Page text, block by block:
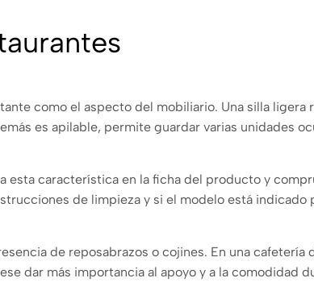
como el aspecto del mobiliario. Una silla ligera
es apilable, permite guardar varias unidades
característica en la ficha del producto y
de limpieza y si el modelo está indicado
de reposabrazos o cojines. En una
dar más importancia al apoyo y a la comodidad